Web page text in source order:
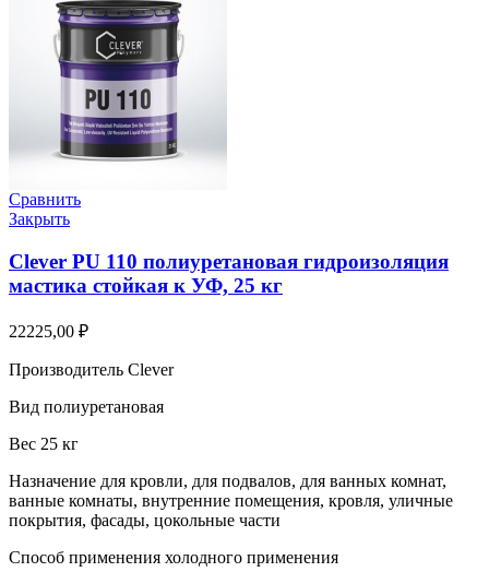
Сравнить
Закрыть
Clever PU 110 полиуретановая гидроизоляция
мастика стойкая к УФ, 25 кг
22225,00 ₽
Производитель Clever
Вид полиуретановая
Вес 25 кг
Назначение для кровли, для подвалов, для ванных комнат,
ванные комнаты, внутренние помещения, кровля, уличные
покрытия, фасады, цокольные части
Способ применения холодного применения